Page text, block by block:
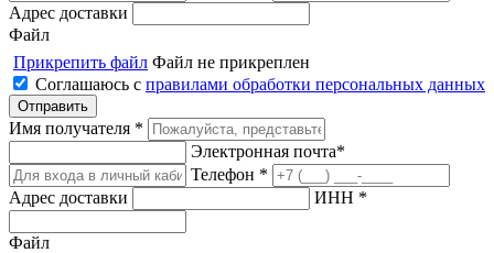
Адрес доставки
Файл
Прикрепить файл Файл не прикреплен
Соглашаюсь с правилами обработки персональных данных
Имя получателя *
Электронная почта*
Телефон *
Адрес доставки
ИНН *
Файл